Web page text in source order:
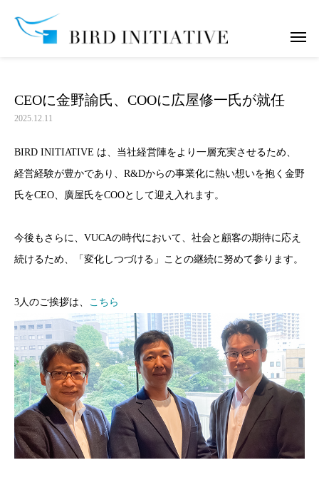
CEOに金野諭氏、COOに広屋修一氏が就任
2025.12.11
BIRD INITIATIVE は、当社経営陣をより一層充実させるため、
経営経験が豊かであり、R&Dからの事業化に熱い想いを抱く金野
氏をCEO、廣屋氏をCOOとして迎え入れます。
今後もさらに、VUCAの時代において、社会と顧客の期待に応え
続けるため、「変化しつづける」ことの継続に努めて参ります。
3人のご挨拶は、 こちら